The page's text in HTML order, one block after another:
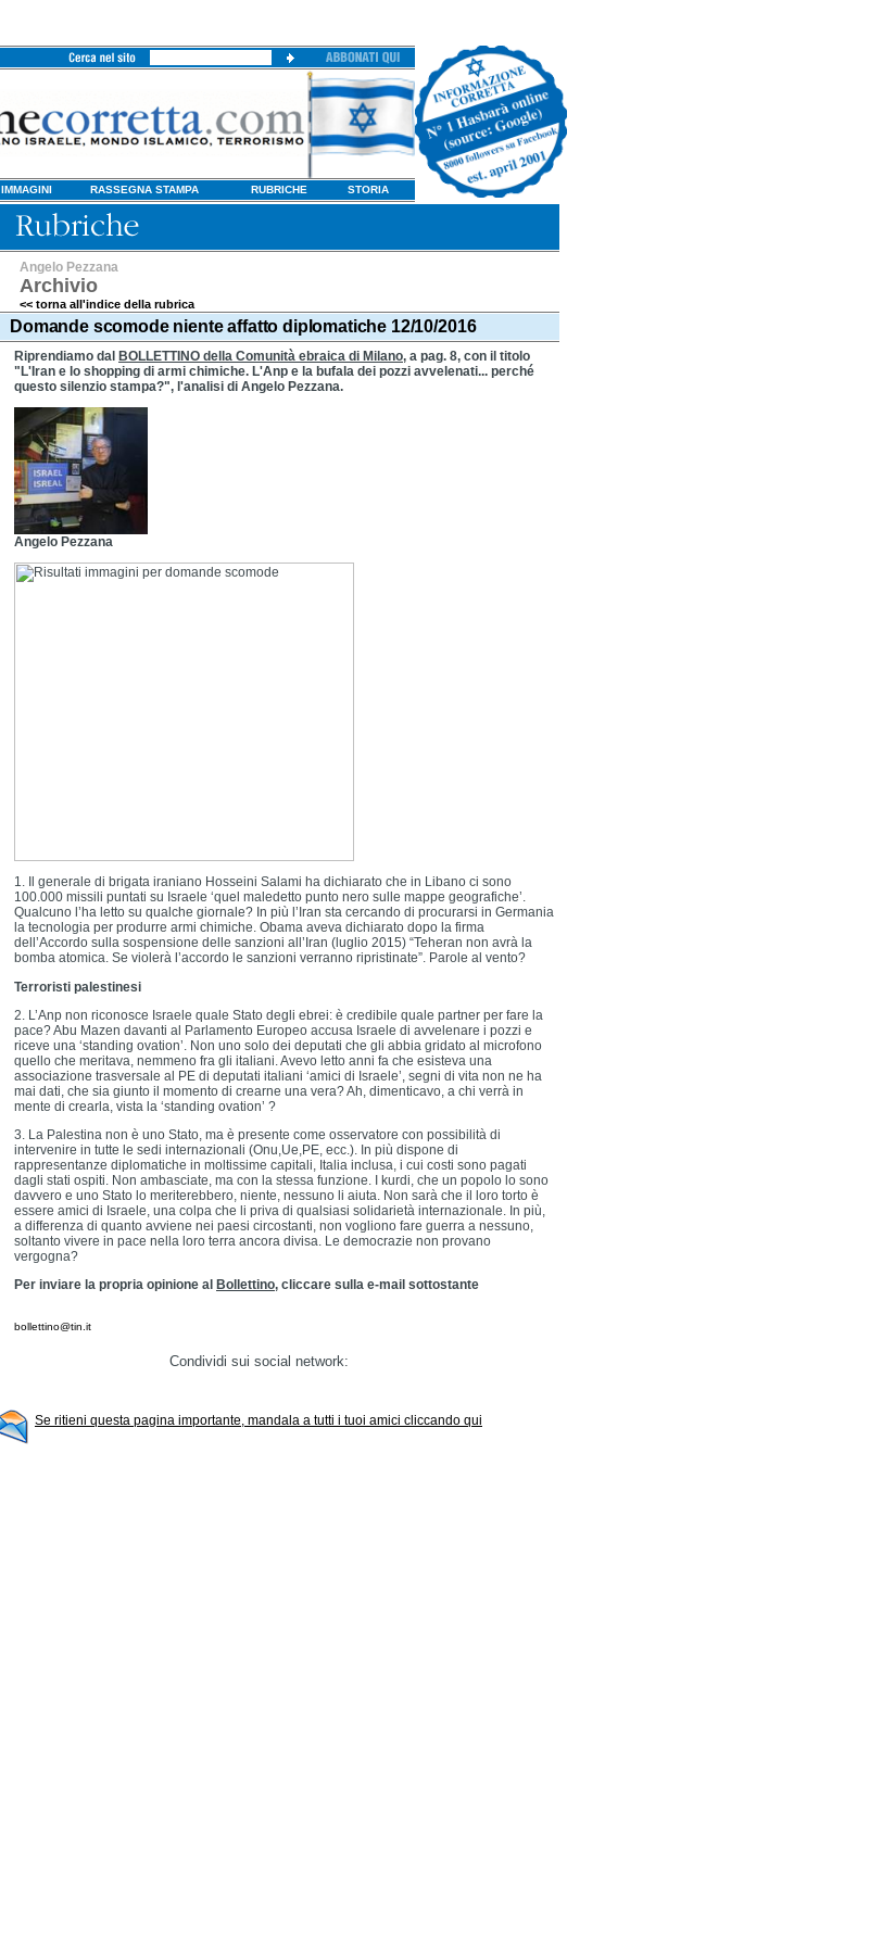
IMMAGINI RASSEGNA STAMPA RUBRICHE STORIA
Angelo Pezzana
Archivio
<< torna all'indice della rubrica
Domande scomode niente affatto diplomatiche 12/10/2016
Riprendiamo dal BOLLETTINO della Comunità ebraica di Milano, a pag. 8, con il titolo
"L'Iran e lo shopping di armi chimiche. L'Anp e la bufala dei pozzi avvelenati... perché
questo silenzio stampa?", l'analisi di Angelo Pezzana.
Angelo Pezzana
1. Il generale di brigata iraniano Hosseini Salami ha dichiarato che in Libano ci sono
100.000 missili puntati su Israele ‘quel maledetto punto nero sulle mappe geografiche’.
Qualcuno l’ha letto su qualche giornale? In più l’Iran sta cercando di procurarsi in Germania
la tecnologia per produrre armi chimiche. Obama aveva dichiarato dopo la firma
dell’Accordo sulla sospensione delle sanzioni all’Iran (luglio 2015) “Teheran non avrà la
bomba atomica. Se violerà l’accordo le sanzioni verranno ripristinate”. Parole al vento?
Terroristi palestinesi
2. L’Anp non riconosce Israele quale Stato degli ebrei: è credibile quale partner per fare la
pace? Abu Mazen davanti al Parlamento Europeo accusa Israele di avvelenare i pozzi e
riceve una ‘standing ovation’. Non uno solo dei deputati che gli abbia gridato al microfono
quello che meritava, nemmeno fra gli italiani. Avevo letto anni fa che esisteva una
associazione trasversale al PE di deputati italiani ‘amici di Israele’, segni di vita non ne ha
mai dati, che sia giunto il momento di crearne una vera? Ah, dimenticavo, a chi verrà in
mente di crearla, vista la ‘standing ovation’ ?
3. La Palestina non è uno Stato, ma è presente come osservatore con possibilità di
intervenire in tutte le sedi internazionali (Onu,Ue,PE, ecc.). In più dispone di
rappresentanze diplomatiche in moltissime capitali, Italia inclusa, i cui costi sono pagati
dagli stati ospiti. Non ambasciate, ma con la stessa funzione. I kurdi, che un popolo lo sono
davvero e uno Stato lo meriterebbero, niente, nessuno li aiuta. Non sarà che il loro torto è
essere amici di Israele, una colpa che li priva di qualsiasi solidarietà internazionale. In più,
a differenza di quanto avviene nei paesi circostanti, non vogliono fare guerra a nessuno,
soltanto vivere in pace nella loro terra ancora divisa. Le democrazie non provano
vergogna?
Per inviare la propria opinione al Bollettino, cliccare sulla e-mail sottostante
bollettino@tin.it
Condividi sui social network:
Se ritieni questa pagina importante, mandala a tutti i tuoi amici cliccando qui